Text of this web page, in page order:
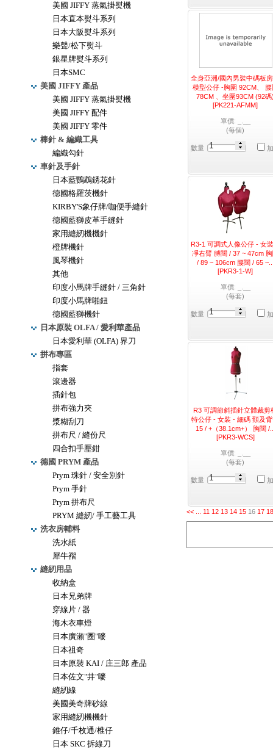
美國 JIFFY 蒸氣掛熨機
日本直本熨斗系列
日本大阪熨斗系列
樂聲/松下熨斗
銀星牌熨斗系列
日本SMC
美國 JIFFY 產品
美國 JIFFY 蒸氣掛熨機
美國 JIFFY 配件
美國 JIFFY 零件
棒針 & 編織工具
編織勾針
車針及手針
日本藍鸚鵡銹花針
德國格羅茨機針
KIRBY'S象仔牌/咖便手縫針
德國藍獅皮革手縫針
家用縫紉機機針
橙牌機針
風琴機針
其他
印度小馬牌手縫針 / 三角針
印度小馬牌啪鈕
德國藍獅機針
日本原裝 OLFA / 愛利華產品
日本愛利華 (OLFA) 界刀
拼布專區
指套
滾邊器
插針包
拼布強力夾
漿糊刮刀
拼布尺 / 縫份尺
四合扣手壓鉗
德國 PRYM 產品
Prym 珠針 / 安全別針
Prym 手針
Prym 拼布尺
PRYM 縫紉/ 手工藝工具
洗衣房輔料
洗水紙
犀牛褶
縫紉用品
收納盒
日本兄弟牌
穿線片 / 器
海木衣車燈
日本廣瀨"圈"嘜
日本祖奇
日本原裝 KAI / 庄三郎 產品
日本佐文"井"嘜
縫紉線
美國美奇牌砂線
家用縫紉機機針
錐仔/千枚通/椎仔
日本 SKC 拆線刀
全身亞洲/國內男裝中碼板
模型公仔 -胸圍 92CM、 腰
78CM 、坐圍93CM (92
[PK221-AFMM]
單價: _.__
(每個)
數量
R3-1 可調式人像公仔 - 女
凈右臂 膊闊 / 37 ~ 47cm
/ 89 ~ 106cm 腰闊 / 65
[PKR3-1-W]
單價: _.__
(每套)
數量
R3 可調節斜插針立體裁剪
特公仔 - 女裝 - 細碼 頸及
15 / +（38.1cm+） 胸闊 /
[PKR3-WCS]
單價: _.__
(每套)
數量
<< 11 12 13 14 15 16 17 18